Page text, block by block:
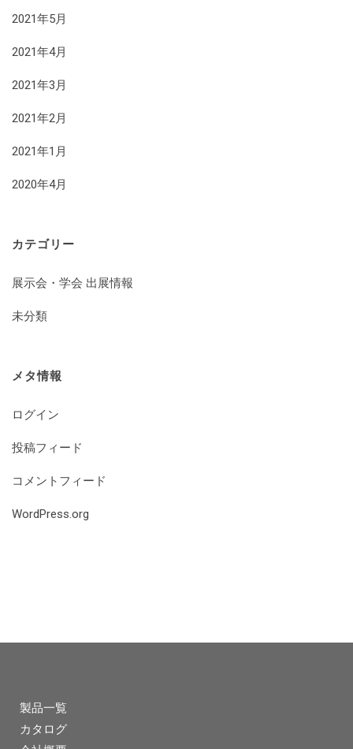
2021年5月
2021年4月
2021年3月
2021年2月
2021年1月
2020年4月
カテゴリー
展示会・学会 出展情報
未分類
メタ情報
ログイン
投稿フィード
コメントフィード
WordPress.org
製品一覧
カタログ